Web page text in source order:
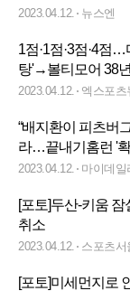
2023.04.12. 뉴스엔
1점·1점·3점·4점
탕'→볼티모어 38
2023.04.12. 엑스포츠
“배지환이 피츠버
라…끝내기홈런 '
2023.04.12. 마이데일
[포토]두산-키움 잠
취소
2023.04.12. 스포츠서
[포토]미세먼지로